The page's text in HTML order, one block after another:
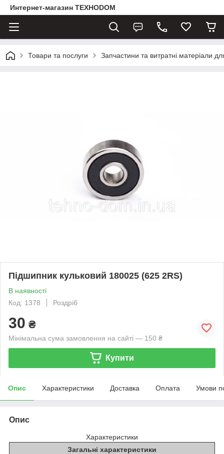
Интернет-магазин ТЕХНОDOM
Товари та послуги Запчастини та витратні матеріали
Підшипник кульковий 180025 (625 2RS)
В наявності
Код: 1378
Роздріб
30 ₴
Мінімальна сума замовлення на сайті — 150 ₴
Купити
Опис Характеристики Доставка Оплата Умови
Опис
Характеристики
Загальні характеристики